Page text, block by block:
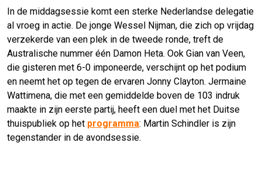
In de middagsessie komt een sterke Nederlandse delegatie
al vroeg in actie. De jonge Wessel Nijman, die zich op vrijdag
verzekerde van een plek in de tweede ronde, treft de
Australische nummer één Damon Heta. Ook Gian van Veen,
die gisteren met 6-0 imponeerde, verschijnt op het podium
en neemt het op tegen de ervaren Jonny Clayton. Jermaine
Wattimena, die met een gemiddelde boven de 103 indruk
maakte in zijn eerste partij, heeft een duel met het Duitse
thuispubliek op het programma: Martin Schindler is zijn
tegenstander in de avondsessie.